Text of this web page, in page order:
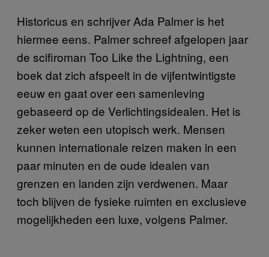
Historicus en schrijver Ada Palmer is het
hiermee eens. Palmer schreef afgelopen jaar
de scifiroman Too Like the Lightning, een
boek dat zich afspeelt in de vijfentwintigste
eeuw en gaat over een samenleving
gebaseerd op de Verlichtingsidealen. Het is
zeker weten een utopisch werk. Mensen
kunnen internationale reizen maken in een
paar minuten en de oude idealen van
grenzen en landen zijn verdwenen. Maar
toch blijven de fysieke ruimten en exclusieve
mogelijkheden een luxe, volgens Palmer.